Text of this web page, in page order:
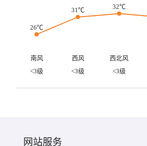
26℃
31℃ 32℃
南风 西风 西北风
<3级
<3级 <3级
网站服务